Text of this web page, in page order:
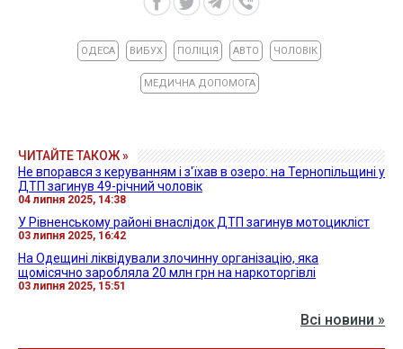
ОДЕСА ВИБУХ ПОЛІЦІЯ АВТО ЧОЛОВІК
МЕДИЧНА ДОПОМОГА
ЧИТАЙТЕ ТАКОЖ »
Не впорався з керуванням і з'їхав в озеро: на Тернопільщині у
ДТП загинув 49-річний чоловік
04 липня 2025, 14:38
У Рівненському районі внаслідок ДТП загинув мотоцикліст
03 липня 2025, 16:42
На Одещині ліквідували злочинну організацію, яка
щомісячно заробляла 20 млн грн на наркоторгівлі
03 липня 2025, 15:51
Всі новини »